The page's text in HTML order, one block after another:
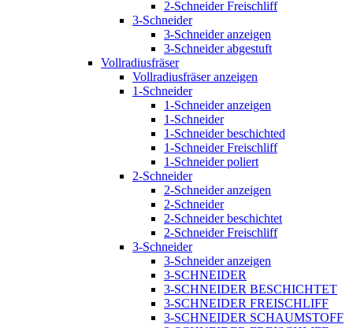
2-Schneider Freischliff
3-Schneider
3-Schneider anzeigen
3-Schneider abgestuft
Vollradiusfräser
Vollradiusfräser anzeigen
1-Schneider
1-Schneider anzeigen
1-Schneider
1-Schneider beschichted
1-Schneider Freischliff
1-Schneider poliert
2-Schneider
2-Schneider anzeigen
2-Schneider
2-Schneider beschichtet
2-Schneider Freischliff
3-Schneider
3-Schneider anzeigen
3-SCHNEIDER
3-SCHNEIDER BESCHICHTET
3-SCHNEIDER FREISCHLIFF
3-SCHNEIDER SCHAUMSTOFF